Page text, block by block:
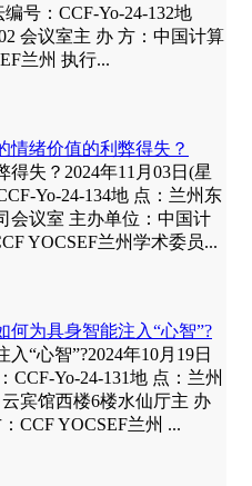
号：CCF-Yo-24-132地
会议室主 办 方：中国计算
兰州 执行...
情绪价值的利弊得失？
失？2024年11月03日(星
Yo-24-134地 点：兰州东
会议室 主办单位：中国计
YOCSEF兰州学术委员...
何为具身智能注入“心智”?
“心智”?2024年10月19日
CCF-Yo-24-131地 点：兰州
宾馆西楼6楼水仙厅主 办
CCF YOCSEF兰州 ...